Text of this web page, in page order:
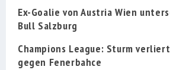
Ex-Goalie von Austria Wien
Bull Salzburg
Champions League: Sturm
gegen Fenerbahce